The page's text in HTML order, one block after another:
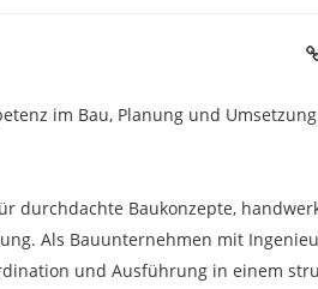
im Bau, Planung und
durchdachte Baukonzepte,
Als Bauunternehmen mit
und Ausführung in einem